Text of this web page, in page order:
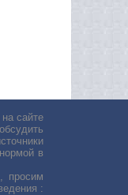
сайте
в
просим
: